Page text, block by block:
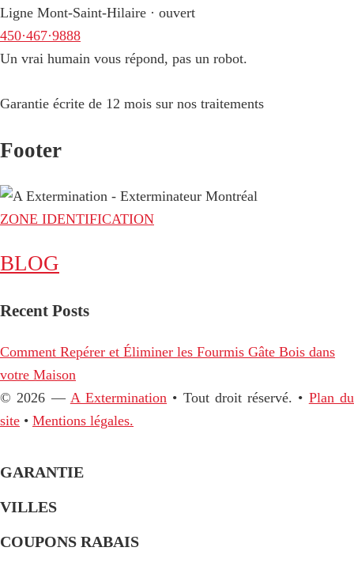
Ligne Mont-Saint-Hilaire · ouvert
450·467·9888
Un vrai humain vous répond, pas un robot.
Garantie écrite de 12 mois sur nos traitements
Footer
ZONE IDENTIFICATION
BLOG
Recent Posts
Comment Repérer et Éliminer les Fourmis Gâte Bois dans
votre Maison
© 2026 — A Extermination • Tout droit réservé. • Plan du
site • Mentions légales.
GARANTIE
VILLES
COUPONS RABAIS